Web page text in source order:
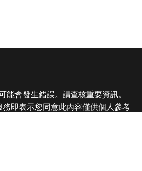
能會發生錯誤。請查核重要資訊。
即表示您同意此內容僅供個人參考